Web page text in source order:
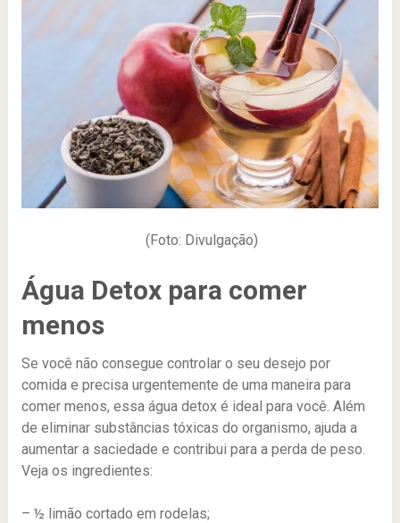
(Foto: Divulgação)
Água Detox para comer
menos
Se você não consegue controlar o seu desejo por
comida e precisa urgentemente de uma maneira para
comer menos, essa água detox é ideal para você. Além
de eliminar substâncias tóxicas do organismo, ajuda a
aumentar a saciedade e contribui para a perda de peso.
Veja os ingredientes:
– ½ limão cortado em rodelas;